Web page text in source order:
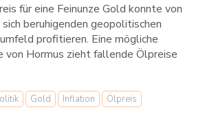
für eine Feinunze Gold konnte von
beruhigenden geopolitischen
profitieren. Eine mögliche
von Hormus zieht fallende Ölpreise
Gold Inflation
Ölpreis